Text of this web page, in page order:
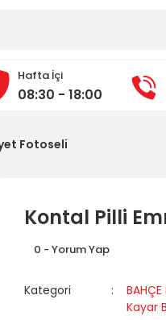
Hafta İçi
08:30 - 18:00
Fotoseli
Kontal Pilli
0 - Yorum Yap
Kategori BAHÇE
Kayar